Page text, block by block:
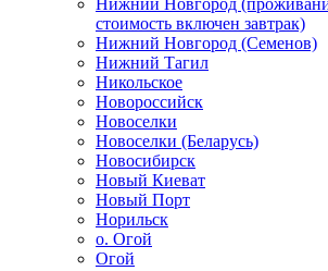
Нижний Новгород
стоимость включен завтрак)
Нижний Новгород (Семенов)
Нижний Тагил
Никольское
Новороссийск
Новоселки
Новоселки (Беларусь)
Новосибирск
Новый Киеват
Новый Порт
Норильск
о. Огой
Огой